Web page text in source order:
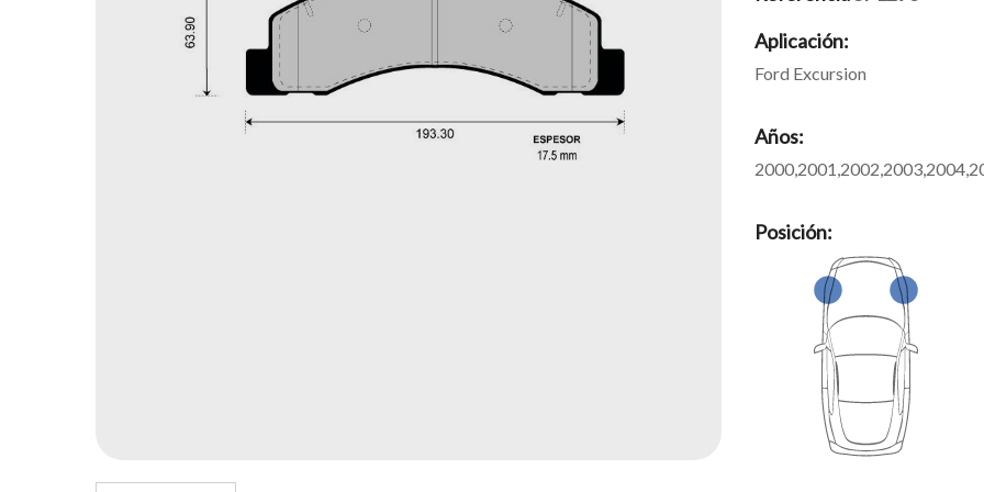
Aplicación:
Ford Excursion
Años:
Posición: